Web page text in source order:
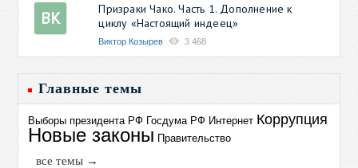
ВК
Призраки Чако. Часть 1. Дополнение к
циклу «Настоящий индеец»
Виктор Козырев 3 468
Главные темы
Выборы президента РФ Госдума РФ Интернет Коррупция
Новые законы Правительство
все темы →